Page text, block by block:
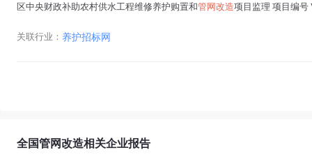
区中央财政补助农村供水工程维修养护购置和管网改造项目监理 项目编号
关联行业： 养护招标网
全国管网改造相关企业报告